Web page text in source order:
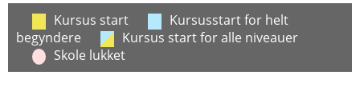
Kursus start
Kursusstart for helt
begyndere
Kursus start for alle niveauer
Skole lukket